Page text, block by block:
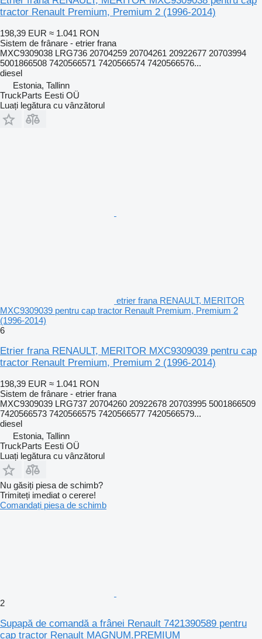
tractor Renault Premium, Premium 2 (1996-2014)
198,39 EUR ≈ 1.041 RON
Sistem de frânare - etrier frana
MXC9309038 LRG736 20704259 20704261 20922677 20703994
5001866508 7420566571 7420566574 7420566576...
diesel
Estonia, Tallinn
TruckParts Eesti OÜ
Luați legătura cu vânzătorul
etrier frana RENAULT, MERITOR
MXC9309039 pentru cap tractor Renault Premium, Premium 2
(1996-2014)
6
Etrier frana RENAULT, MERITOR MXC9309039 pentru cap
tractor Renault Premium, Premium 2 (1996-2014)
198,39 EUR ≈ 1.041 RON
Sistem de frânare - etrier frana
MXC9309039 LRG737 20704260 20922678 20703995 5001866509
7420566573 7420566575 7420566577 7420566579...
diesel
Estonia, Tallinn
TruckParts Eesti OÜ
Luați legătura cu vânzătorul
Nu găsiți piesa de schimb?
Trimiteți imediat o cerere!
Comandați piesa de schimb
2
Supapă de comandă a frânei Renault 7421390589 pentru
cap tractor Renault MAGNUM.PREMIUM